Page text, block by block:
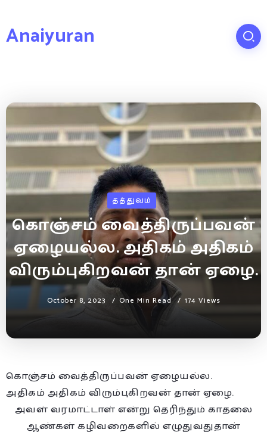
Anaiyuran
தத்துவம்
கொஞ்சம் வைத்திருப்பவன்
ஏழையல்ல. அதிகம் அதிகம்
விரும்புகிறவன் தான் ஏழை.
October 8, 2023 One Min Read 174 Views
கொஞ்சம் வைத்திருப்பவன் ஏழையல்ல.
அதிகம் அதிகம் விரும்புகிறவன் தான் ஏழை.
அவள் வரமாட்டாள் என்று தெரிந்தும் காதலை
ஆண்கள் கழிவறைகளில் எழுதுவதுதான்